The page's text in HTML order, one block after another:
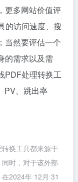
更多网站价值评
的访问速度、搜
当然要评估一个
的需求以及需
PDF处理转换工
PV、跳出率
换工具都来源于
时，对于该外部
2024年 12月 31